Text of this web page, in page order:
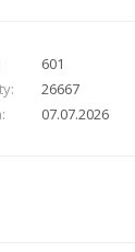
601
26667
07.07.2026